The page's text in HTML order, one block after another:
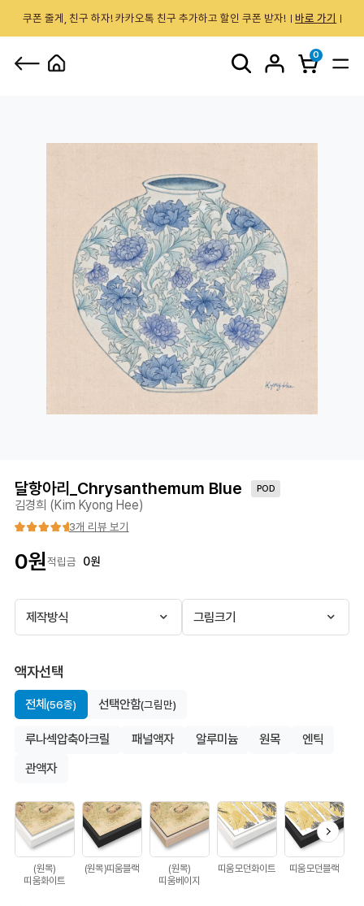
쿠폰 줄게, 친구 하자! 카카오톡 친구 추가하고 할인 쿠폰 받자! 바로 가기
0
달항아리_Chrysanthemum Blue POD
김경희 (Kim Kyong Hee)
3개 리뷰 보기
0원적립금 0원
제작방식 그림크기
액자선택
전체(56종) 선택안함(그림만)
루나섹압축아크릴 패널액자 알루미늄 원목
엔틱
관액자
(원목)
띠움화이트
(원목)띠움블랙
(원목)
띠움베이지
띠움모던화이트 띠움모던블랙